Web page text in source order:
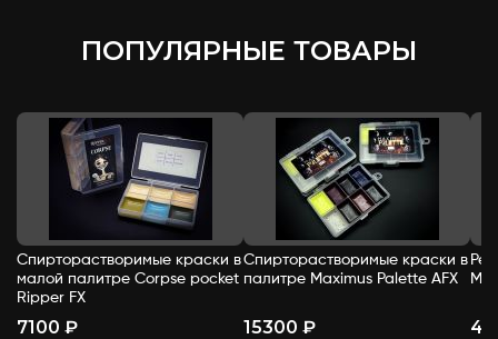
ПОПУЛЯРНЫЕ ТОВАРЫ
Спирторастворимые краски в
малой палитре Corpse pocket
Ripper FX
7100 ₽
Спирторастворимые краски в
палитре Maximus Palette AFX
15300 ₽